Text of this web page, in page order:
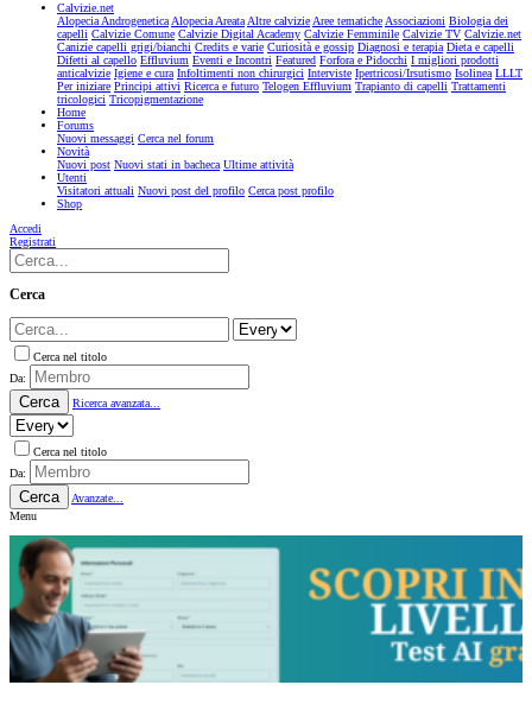
Calvizie.net
Alopecia AndrogeneticaAlopecia AreataAltre calvizieAree tematicheAssociazioni Biologia dei
capelli Calvizie Comune Calvizie Digital Academy Calvizie Femminile Calvizie TV Calvizie.net
Canizie capelli grigi/bianchi Credits e varie Curiosità e gossip Diagnosi e terapia Dieta e capelli
Difetti al capello Effluvium Eventi e Incontri Featured Forfora e Pidocchi I migliori prodotti
anticalvizie Igiene e cura Infoltimenti non chirurgici Interviste Ipertricosi/Irsutismo Isolinea LLLT
Per iniziare Principi attivi Ricerca e futuro Telogen Effluvium Trapianto di capelli Trattamenti
tricologici Tricopigmentazione
Home
Forums
Nuovi messaggi Cerca nel forum
Novità
Nuovi post Nuovi stati in bacheca Ultime attività
Utenti
Visitatori attuali Nuovi post del profilo Cerca post profilo
Shop
Accedi
Registrati
Cerca
Cerca nel titolo
Da:
Cerca Ricerca avanzata...
Cerca nel titolo
Da:
Cerca
Avanzate...
Menu